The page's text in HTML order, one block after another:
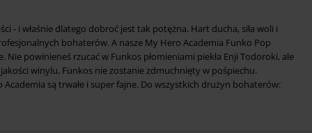
- i właśnie dlatego dobroć jest tak potężna. Hart ducha, siła woli i
bohaterów. A nasze My Hero Academia Funko Pop
Nie powinieneś rzucać w Funkos płomieniami piekła Enji Todoroki, ale
winylu, Funkos nie zostanie zdmuchnięty w pośpiechu.
są trwałe i super fajne. Do wszystkich drużyn bohaterów: